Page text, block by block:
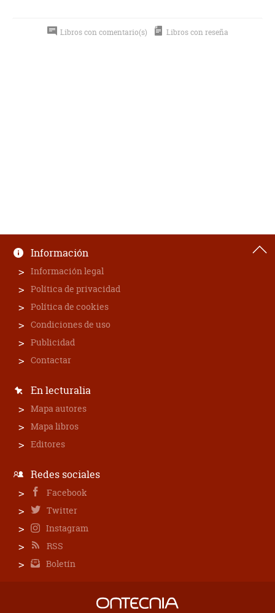
Libros con comentario(s) Libros con reseña
Información
Información legal
Política de privacidad
Política de cookies
Condiciones de uso
Publicidad
Contactar
En lecturalia
Mapa autores
Mapa libros
Editores
Redes sociales
Facebook
Twitter
Instagram
RSS
Boletín